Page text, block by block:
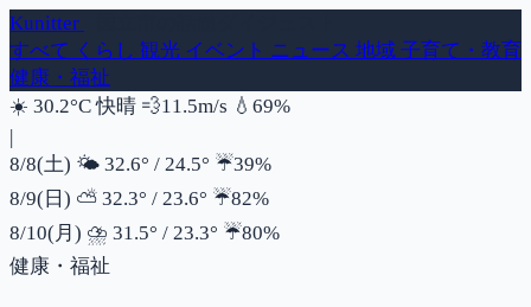
Kunitter
すべて くらし 観光 イベント ニュース 地域 子育て・教育
健康・福祉
☀️ 30.2°C 快晴 💨風速
11.5m/s 💧 湿度
69%
|
8/8(土) 🌤️ 32.6° / 24.5° ☔降水確率
39%
8/9(日) ⛅ 32.3° / 23.6° ☔降水確率
82%
8/10(月) ⛈️ 31.5° / 23.3° ☔降水確率
80%
健康・福祉